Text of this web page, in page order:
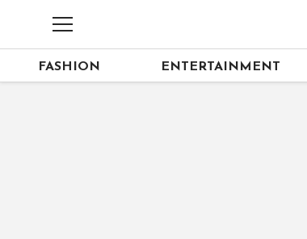
FASHION ENTERTAINMENT